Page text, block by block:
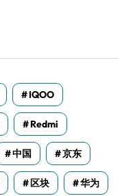
IQOO
Redmi
中国 京东
区块 华为